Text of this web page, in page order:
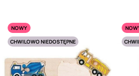
NOWY
CHWILOWO NIEDOSTĘPNE